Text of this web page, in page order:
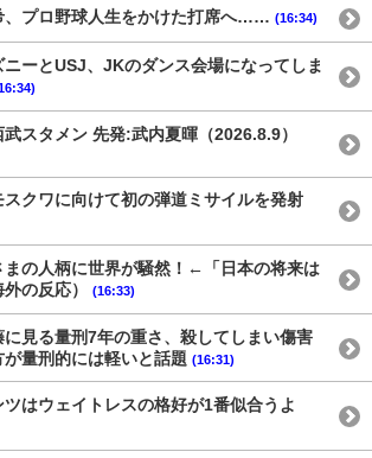
、プロ野球人生をかけた打席へ…… (16:34)
ニーとUSJ、JKのダンス会場になってしま
武スタメン 先発:武内夏暉（2026.8.9）
スクワに向けて初の弾道ミサイルを発射
まの人柄に世界が騒然！←「日本の将来は
の反応）
(16:33)
に見る量刑7年の重さ、殺してしまい傷害
量刑的には軽いと話題 (16:31)
ツはウェイトレスの格好が1番似合うよ